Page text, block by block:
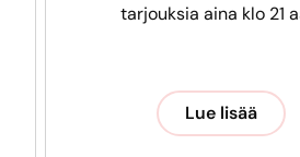
tarjouksia aina klo 21
Lue lisää